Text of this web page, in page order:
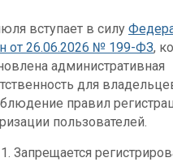
вступает в силу
от 26.06.2026 № 199-ФЗ,
административная
для
правил
пользователей.
Запрещается